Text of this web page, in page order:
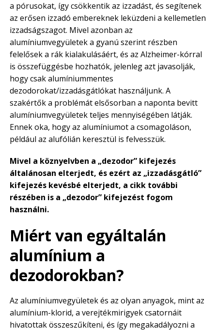
a pórusokat, így csökkentik az izzadást, és segítenek
az erősen izzadó embereknek leküzdeni a kellemetlen
izzadságszagot. Mivel azonban az
alumíniumvegyületek a gyanú szerint részben
felelősek a rák kialakulásáért, és az Alzheimer-kórral
is összefüggésbe hozhatók, jelenleg azt javasolják,
hogy csak alumíniummentes
dezodorokat/izzadásgátlókat használjunk. A
szakértők a problémát elsősorban a naponta bevitt
alumíniumvegyületek teljes mennyiségében látják.
Ennek oka, hogy az alumíniumot a csomagoláson,
például az alufólián keresztül is felvesszük.
Mivel a köznyelvben a „dezodor” kifejezés
általánosan elterjedt, és ezért az „izzadásgátló”
kifejezés kevésbé elterjedt, a cikk további
részében is a „dezodor” kifejezést fogom
használni.
Miért van egyáltalán
alumínium a
dezodorokban?
Az alumíniumvegyületek és az olyan anyagok, mint az
alumínium-klorid, a verejtékmirigyek csatornáit
hivatottak összeszűkíteni, és így megakadályozni a